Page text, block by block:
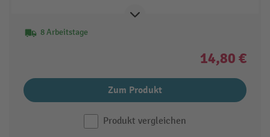
8 Arbeitstage
14,80 €
Zum Produkt
Produkt vergleichen